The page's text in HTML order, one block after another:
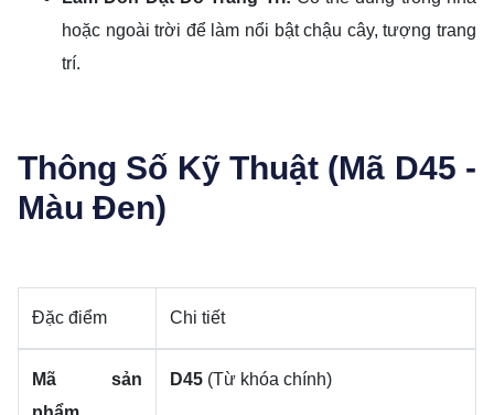
hoặc ngoài trời để làm nổi bật chậu cây, tượng trang
trí.
Thông Số Kỹ Thuật (Mã D45 -
Màu Đen)
Đặc điểm Chi tiết
Mã sản
D45 (Từ khóa chính)